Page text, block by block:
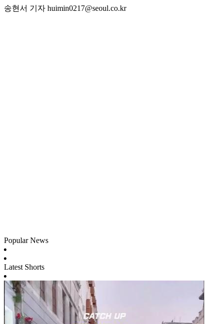
송현서 기자 huimin0217@seoul.co.kr
Popular News
Latest Shorts